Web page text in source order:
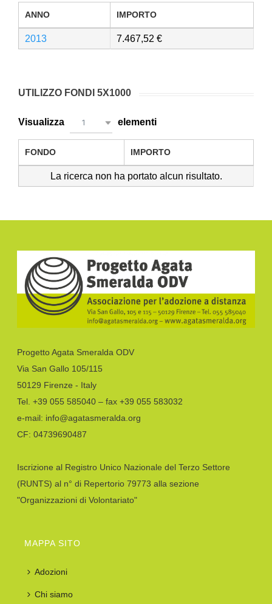
ANNO IMPORTO
2013 7.467,52
UTILIZZO FONDI 5X1000
Visualizza 1 elementi
FONDO IMPORTO
La ricerca non ha portato alcun risultato.
Progetto Agata Smeralda ODV
Via San Gallo 105/115
50129 Firenze - Italy
Tel. +39 055 585040 – fax +39 055 583032
e-mail: info@agatasmeralda.org
CF: 04739690487
Iscrizione al Registro Unico Nazionale del Terzo Settore
(RUNTS) al n° di Repertorio 79773 alla sezione
"Organizzazioni di Volontariato"
MAPPA SITO
Adozioni
Chi siamo